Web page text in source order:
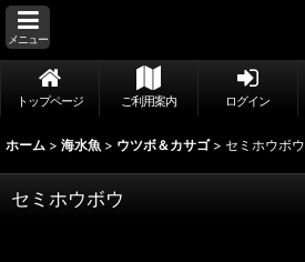
メニュー
トップページ ご利用案内 ログイン
ホーム > 海水魚 > ウツボ＆カサゴ > セミホウボウ
セミホウボウ